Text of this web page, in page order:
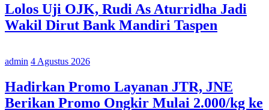
Lolos Uji OJK, Rudi As Aturridha Jadi
Wakil Dirut Bank Mandiri Taspen
admin 4 Agustus 2026
Hadirkan Promo Layanan JTR, JNE
Berikan Promo Ongkir Mulai 2.000/kg ke